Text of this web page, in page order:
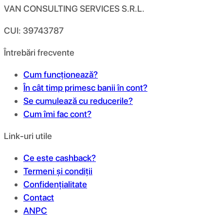
VAN CONSULTING SERVICES S.R.L.
CUI: 39743787
Întrebări frecvente
Cum funcționează?
În cât timp primesc banii în cont?
Se cumulează cu reducerile?
Cum îmi fac cont?
Link-uri utile
Ce este cashback?
Termeni și condiții
Confidențialitate
Contact
ANPC